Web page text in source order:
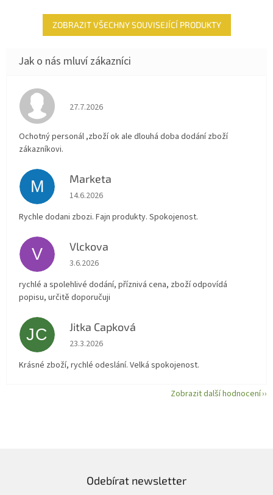
ZOBRAZIT VŠECHNY SOUVISEJÍCÍ PRODUKTY
Hodnocení obchodu je 4 z 5 hvězdiček.
27.7.2026
Ochotný personál ,zboží ok ale dlouhá doba dodání zboží
zákazníkovi.
M Marketa
Hodnocení obchodu je 5 z 5 hvězdiček.
14.6.2026
Rychle dodani zbozi. Fajn produkty. Spokojenost.
V Vlckova
Hodnocení obchodu je 5 z 5 hvězdiček.
3.6.2026
rychlé a spolehlivé dodání, příznivá cena, zboží odpovídá
popisu, určitě doporučuji
JC Jitka Capková
Hodnocení obchodu je 5 z 5 hvězdiček.
23.3.2026
Krásné zboží, rychlé odeslání. Velká spokojenost.
Zobrazit další hodnocení
Odebírat newsletter